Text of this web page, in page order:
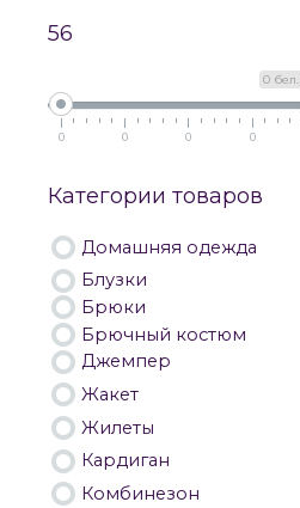
56
0
0 0 0 0
Категории товаров
Домашняя одежда
Блузки
Брюки
Брючный костюм
Джемпер
Жакет
Жилеты
Кардиган
Комбинезон